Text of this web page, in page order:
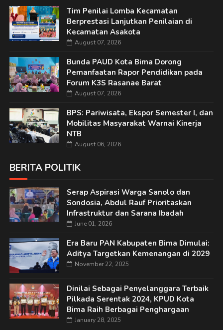
Tim Penilai Lomba Kecamatan
Berprestasi Lanjutkan Penilaian di
Kecamatan Asakota
August 07, 2026
Bunda PAUD Kota Bima Dorong
Pemanfaatan Rapor Pendidikan pada
Forum K3S Rasanae Barat
August 07, 2026
BPS: Pariwisata, Ekspor Semester I, dan
Mobilitas Masyarakat Warnai Kinerja
NTB
August 06, 2026
BERITA POLITIK
Serap Aspirasi Warga Sanolo dan
Sondosia, Abdul Rauf Prioritaskan
Infrastruktur dan Sarana Ibadah
June 01, 2026
Era Baru PAN Kabupaten Bima Dimulai:
Aditya Targetkan Kemenangan di 2029
November 22, 2025
Dinilai Sebagai Penyelanggara Terbaik
Pilkada Serentak 2024, KPUD Kota
Bima Raih Berbagai Penghargaan
January 28, 2025